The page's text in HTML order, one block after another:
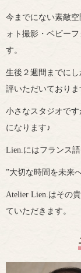
今までにない素敵
ォト撮影・ベビー
す。
生後２週間までに
評いただいておりま
小さなスタジオで
になります♪
Lien.にはフランス語
”大切な時間を未来
Atelier Lien.はその
ていただきます。